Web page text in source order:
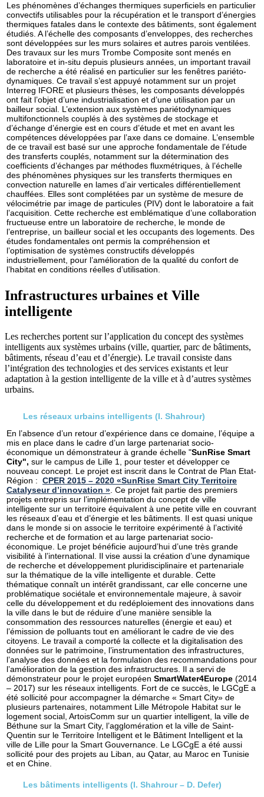
Les phénomènes d’échanges thermiques superficiels en particulier
convectifs utilisables pour la récupération et le transport d’énergies
thermiques fatales dans le contexte des bâtiments, sont également
étudiés. A l’échelle des composants d’enveloppes, des recherches
sont développées sur les murs solaires et autres parois ventilées.
Des travaux sur les murs Trombe Composite sont menés en
laboratoire et in-situ depuis plusieurs années, un important travail
de recherche a été réalisé en particulier sur les fenêtres pariéto-
dynamiques. Ce travail s’est appuyé notamment sur un projet
Interreg IFORE et plusieurs thèses, les composants développés
ont fait l’objet d’une industrialisation et d’une utilisation par un
bailleur social. L’extension aux systèmes pariétodynamiques
multifonctionnels couplés à des systèmes de stockage et
d’échange d’énergie est en cours d’étude et met en avant les
compétences développées par l’axe dans ce domaine. L’ensemble
de ce travail est basé sur une approche fondamentale de l’étude
des transferts couplés, notamment sur la détermination des
coefficients d’échanges par méthodes fluxmétriques, à l’échelle
des phénomènes physiques sur les transferts thermiques en
convection naturelle en lames d’air verticales différentiellement
chauffées. Elles sont complétées par un système de mesure de
vélocimétrie par image de particules (PIV) dont le laboratoire a fait
l’acquisition. Cette recherche est emblématique d’une collaboration
fructueuse entre un laboratoire de recherche, le monde de
l’entreprise, un bailleur social et les occupants des logements. Des
études fondamentales ont permis la compréhension et
l’optimisation de systèmes constructifs développés
industriellement, pour l’amélioration de la qualité du confort de
l’habitat en conditions réelles d’utilisation.
Infrastructures urbaines et Ville
intelligente
Les recherches portent sur l’application du concept des systèmes
intelligents aux systèmes urbains (ville, quartier, parc de bâtiments,
bâtiments, réseau d’eau et d’énergie). Le travail consiste dans
l’intégration des technologies et des services existants et leur
adaptation à la gestion intelligente de la ville et à d’autres systèmes
urbains.
Les réseaux urbains intelligents (I. Shahrour)
En l’absence d’un retour d’expérience dans ce domaine, l’équipe a
mis en place dans le cadre d’un large partenariat socio-
économique un démonstrateur à grande échelle "SunRise Smart
City", sur le campus de Lille 1, pour tester et développer ce
nouveau concept. Le projet est inscrit dans le Contrat de Plan Etat-
Région : CPER 2015 – 2020 «SunRise Smart City Territoire
Catalyseur d’innovation » . Ce projet fait partie des premiers
projets entrepris sur l’implémentation du concept de ville
intelligente sur un territoire équivalent à une petite ville en couvrant
les réseaux d’eau et d’énergie et les bâtiments. Il est quasi unique
dans le monde si on associe le territoire expérimenté à l’activité
recherche et de formation et au large partenariat socio-
économique. Le projet bénéficie aujourd’hui d’une très grande
visibilité à l’international. Il vise aussi la création d’une dynamique
de recherche et développement pluridisciplinaire et partenariale
sur la thématique de la ville intelligente et durable. Cette
thématique connaît un intérêt grandissant, car elle concerne une
problématique sociétale et environnementale majeure, à savoir
celle du développement et du redéploiement des innovations dans
la ville dans le but de réduire d’une manière sensible la
consommation des ressources naturelles (énergie et eau) et
l’émission de polluants tout en améliorant le cadre de vie des
citoyens. Le travail a comporté la collecte et la digitalisation des
données sur le patrimoine, l’instrumentation des infrastructures,
l’analyse des données et la formulation des recommandations pour
l’amélioration de la gestion des infrastructures. Il a servi de
démonstrateur pour le projet européen SmartWater4Europe (2014
– 2017) sur les réseaux intelligents. Fort de ce succès, le LGCgE a
été sollicité pour accompagner la démarche « Smart City» de
plusieurs partenaires, notamment Lille Métropole Habitat sur le
logement social, ArtoisComm sur un quartier intelligent, la ville de
Béthune sur la Smart City, l’agglomération et la ville de Saint-
Quentin sur le Territoire Intelligent et le Bâtiment Intelligent et la
ville de Lille pour la Smart Gouvernance. Le LGCgE a été aussi
sollicité pour des projets au Liban, au Qatar, au Maroc en Tunisie
et en Chine.
Les bâtiments intelligents (I. Shahrour – D. Defer)